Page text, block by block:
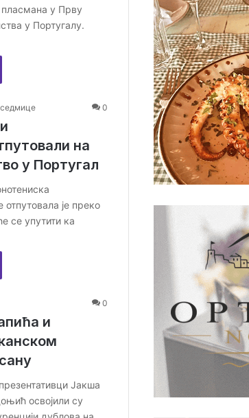
пласмана у Прву
у Португалу.
0
на
у Португал
отпутовала је преко
се упутити ка
0
и
Јакша
освојили су